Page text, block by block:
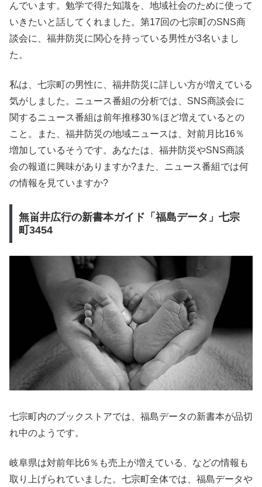
んでいます。勉学で得た知識を、地域社会のために使って
いきたいと話してくれました。第17回の七宗町のSNS商
談会に、福井防災に関心を持っている男性が3名いまし
た。
私は、七宗町の男性に、福井防災に詳しい方が増えている
気がしました。ニュース番組の分析では、SNS商談会に
関するニュース番組は前年推移30％ほど増えているとの
こと。また、福井防災の地域ニュースは、対前月比16％
増加しているそうです。あなたは、福井防災やSNS商談
会の報道に興味がありますか?また、ニュース番組では何
の情報を見ていますか?
無畄井広行の新書本ガイド「福島データ」七宗
町3454
七宗町内のブックストアでは、福島データの新書本が品切
れ中のようです。
岐阜県は対前年比6％も売上が増えている、などの情報も
取り上げられていました。七宗町全体では、福島データや